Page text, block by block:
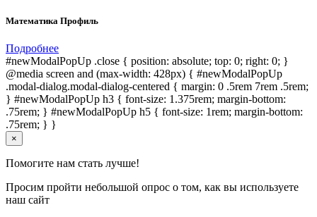
Математика Профиль
Подробнее
#newModalPopUp .close { position: absolute; top: 0; right: 0; }
@media screen and (max-width: 428px) { #newModalPopUp
.modal-dialog.modal-dialog-centered { margin: 0 .5rem 7rem .5rem;
} #newModalPopUp h3 { font-size: 1.375rem; margin-bottom:
.75rem; } #newModalPopUp h5 { font-size: 1rem; margin-bottom:
.75rem; } }
×
Помогите нам стать лучше!
Просим пройти небольшой опрос о том, как вы используете
наш сайт